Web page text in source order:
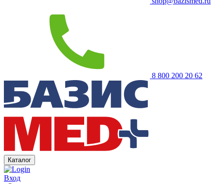
8 800 200 20 62
Каталог
Вход